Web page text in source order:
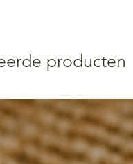
producten